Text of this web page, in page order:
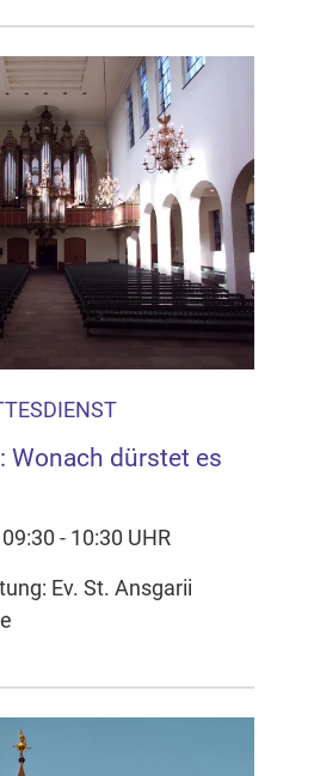
Wonach dürstet es
- 10:30 UHR
Ev. St. Ansgarii